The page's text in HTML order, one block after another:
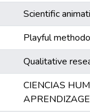
Scientific
Playful
Qualitative
CIENCIAS